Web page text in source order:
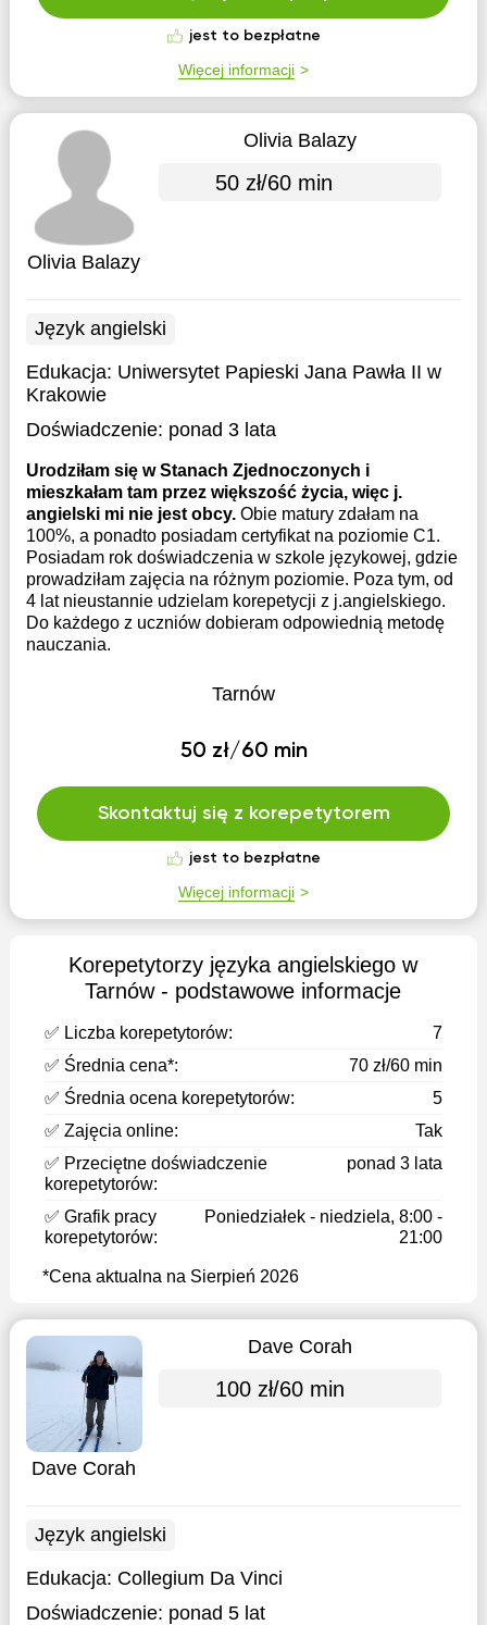
jest to bezpłatne
Więcej informacji
Olivia Balazy
Olivia Balazy
50 zł/60 min
Język angielski
Edukacja: Uniwersytet Papieski Jana Pawła II w
Krakowie
Doświadczenie: ponad 3 lata
Urodziłam się w Stanach Zjednoczonych i
mieszkałam tam przez większość życia, więc j.
angielski mi nie jest obcy. Obie matury zdałam na
100%, a ponadto posiadam certyfikat na poziomie C1.
Posiadam rok doświadczenia w szkole językowej, gdzie
prowadziłam zajęcia na różnym poziomie. Poza tym, od
4 lat nieustannie udzielam korepetycji z j.angielskiego.
Do każdego z uczniów dobieram odpowiednią metodę
nauczania.
Tarnów
50 zł/60 min
Skontaktuj się z korepetytorem
jest to bezpłatne
Więcej informacji
Korepetytorzy języka angielskiego w
Tarnów - podstawowe informacje
✅ Liczba korepetytorów:
7
✅ Średnia cena*:
70 zł/60 min
✅ Średnia ocena korepetytorów:
5
✅ Zajęcia online:
Tak
✅ Przeciętne doświadczenie
korepetytorów:
ponad 3 lata
✅ Grafik pracy
korepetytorów:
Poniedziałek - niedziela, 8:00 -
21:00
*Cena aktualna na Sierpień 2026
Dave Corah
Dave Corah
100 zł/60 min
Język angielski
Edukacja: Collegium Da Vinci
Doświadczenie: ponad 5 lat